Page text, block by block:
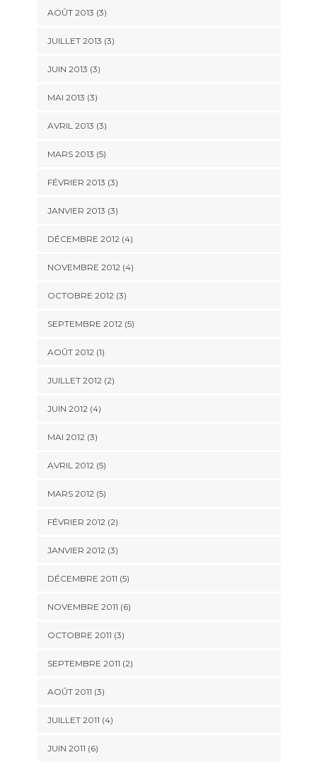
AOÛT 2013 (3)
JUILLET 2013 (3)
JUIN 2013 (3)
MAI 2013 (3)
AVRIL 2013 (3)
MARS 2013 (5)
FÉVRIER 2013 (3)
JANVIER 2013 (3)
DÉCEMBRE 2012(4)
NOVEMBRE 2012(4)
OCTOBRE 2012(3)
SEPTEMBRE 2012(5)
AOÛT 2012(1)
JUILLET 2012(2)
JUIN 2012(4)
MAI 2012(3)
AVRIL 2012(5)
MARS 2012(5)
FÉVRIER 2012(2)
JANVIER 2012(3)
DÉCEMBRE 2011 (5)
NOVEMBRE 2011 (6)
OCTOBRE 2011 (3)
SEPTEMBRE 2011 (2)
AOÛT 2011 (3)
JUILLET 2011 (4)
JUIN 2011 (6)